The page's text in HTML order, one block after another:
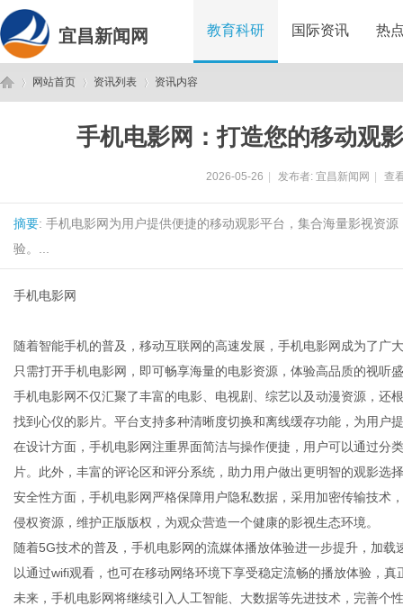
宜昌新闻网 教育科研 国际资讯 热
网站首页 资讯列表 资讯内容
手机电影网：打造您的移动观
2026-05-26 发布者: 宜昌新闻网 查
摘要: 手机电影网为用户提供便捷的移动观影平台，集合海量影视资
验。...
手机电影网
随着智能手机的普及，移动互联网的高速发展，手机电影网成为了广
只需打开手机电影网，即可畅享海量的电影资源，体验高品质的视听
手机电影网不仅汇聚了丰富的电影、电视剧、综艺以及动漫资源，还
找到心仪的影片。平台支持多种清晰度切换和离线缓存功能，为用户
在设计方面，手机电影网注重界面简洁与操作便捷，用户可以通过分
片。此外，丰富的评论区和评分系统，助力用户做出更明智的观影选
安全性方面，手机电影网严格保障用户隐私数据，采用加密传输技术
侵权资源，维护正版版权，为观众营造一个健康的影视生态环境。
随着5G技术的普及，手机电影网的流媒体播放体验进一步提升，加
以通过wifi观看，也可在移动网络环境下享受稳定流畅的播放体验，真
未来，手机电影网将继续引入人工智能、大数据等先进技术，完善个